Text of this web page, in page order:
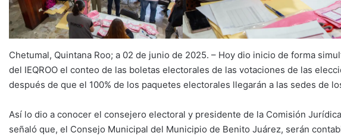
Chetumal, Quintana Roo; a 02 de junio de 2025. – Hoy dio inicio de forma
del IEQROO el conteo de las boletas electorales de las votaciones de las
después de que el 100% de los paquetes electorales llegarán a las sedes de
Así lo dio a conocer el consejero electoral y presidente de la Comisión
señaló que, el Consejo Municipal del Municipio de Benito Juárez, serán